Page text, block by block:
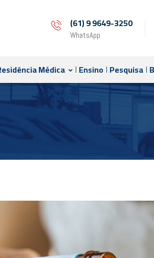
(61) 9 9649-3250
WhatsApp
Médica Ensino Pesquisa